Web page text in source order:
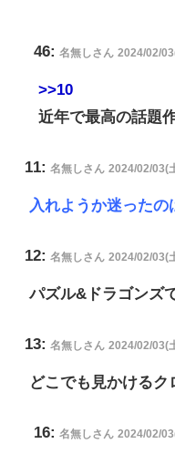
46: 名無しさん 2024/02/
>>10
近年で最高の話題
11: 名無しさん 2024/02/03(
入れようか迷った
12: 名無しさん 2024/02/03(
パズル&ドラゴンズ
13: 名無しさん 2024/02/03(
どこでも見かける
16: 名無しさん 2024/02/